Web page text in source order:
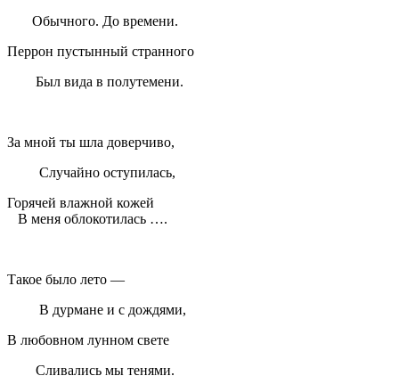
Обычного. До времени.
Перрон пустынный странного
Был вида в полутемени.
За мной ты шла доверчиво,
Случайно оступилась,
Горячей влажной кожей
В меня облокотилась ….
Такое было лето —
В дурмане и с дождями,
В любовном лунном свете
Сливались мы тенями.